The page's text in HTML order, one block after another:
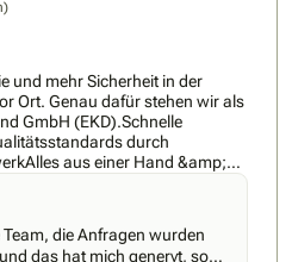
und mehr Sicherheit in der
Ort. Genau dafür stehen wir als
GmbH (EKD).Schnelle
durch
aus einer Hand &amp;
zu 30 Jahre
Sie setzen
sichersten und technisch
am Markt. Unsere
wurden
das hat mich genervt, so